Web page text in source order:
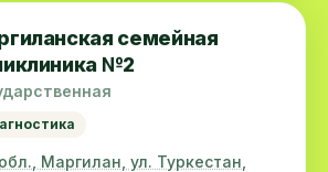
семейная
№2
Маргилан, ул. Туркестан,